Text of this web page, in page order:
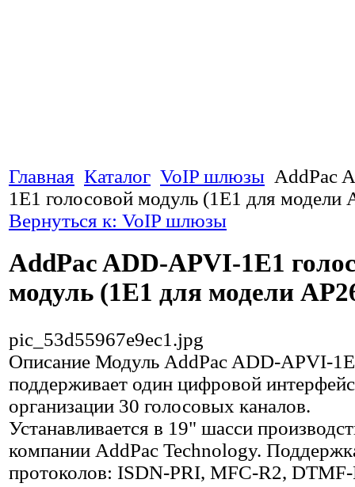
Главная Каталог VoIP шлюзы AddPac
1E1 голосовой модуль (1E1 для модели
Вернуться к: VoIP шлюзы
AddPac ADD-APVI-1E1
модуль (1E1 для модели
pic_53d55967e9ec1.jpg
Описание Модуль AddPac ADD-APVI-
поддерживает один цифровой
организации 30 голосовых каналов.
Устанавливается в 19" шасси
компании AddPac Technology.
протоколов: ISDN-PRI, MFC-R2,